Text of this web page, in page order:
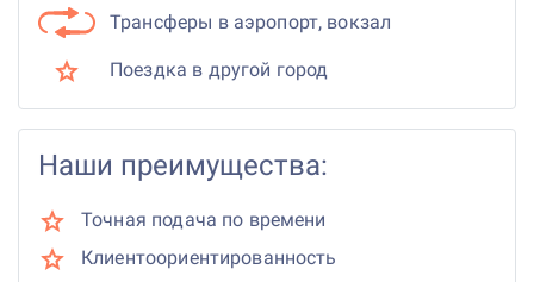
Трансферы в аэропорт, вокзал
Поездка в другой город
Наши преимущества:
Точная подача по времени
Клиентоориентированность